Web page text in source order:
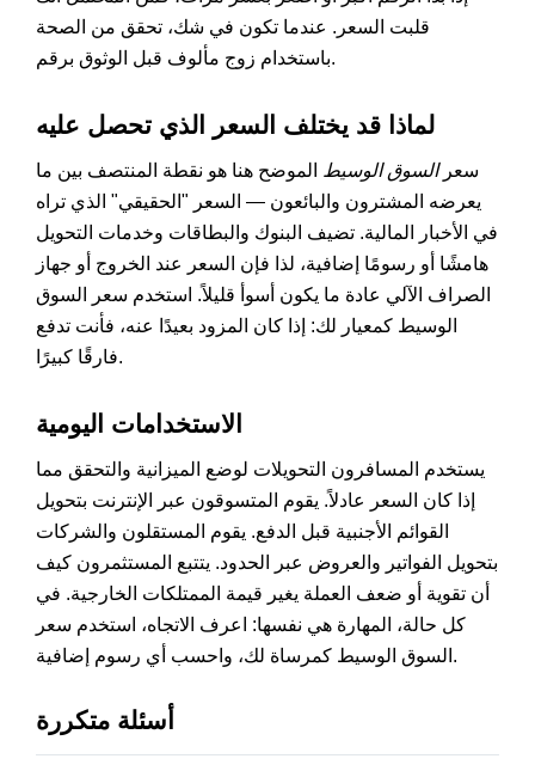
قلبت السعر. عندما تكون في شك، تحقق من الصحة
باستخدام زوج مألوف قبل الوثوق برقم.
لماذا قد يختلف السعر الذي تحصل عليه
سعرالسوق الوسيط الموضح هنا هو نقطة المنتصف بين ما
يعرضه المشترون والبائعون — السعر "الحقيقي" الذي تراه
في الأخبار المالية. تضيف البنوك والبطاقات وخدمات التحويل
هامشًا أو رسومًا إضافية، لذا فإن السعر عند الخروج أو جهاز
الصراف الآلي عادة ما يكون أسوأ قليلاً. استخدم سعر السوق
الوسيط كمعيار لك: إذا كان المزود بعيدًا عنه، فأنت تدفع
فارقًا كبيرًا.
الاستخدامات اليومية
يستخدم المسافرون التحويلات لوضع الميزانية والتحقق مما
إذا كان السعر عادلاً. يقوم المتسوقون عبر الإنترنت بتحويل
القوائم الأجنبية قبل الدفع. يقوم المستقلون والشركات
بتحويل الفواتير والعروض عبر الحدود. يتتبع المستثمرون كيف
أن تقوية أو ضعف العملة يغير قيمة الممتلكات الخارجية. في
كل حالة، المهارة هي نفسها: اعرف الاتجاه، استخدم سعر
السوق الوسيط كمرساة لك، واحسب أي رسوم إضافية.
أسئلة متكررة